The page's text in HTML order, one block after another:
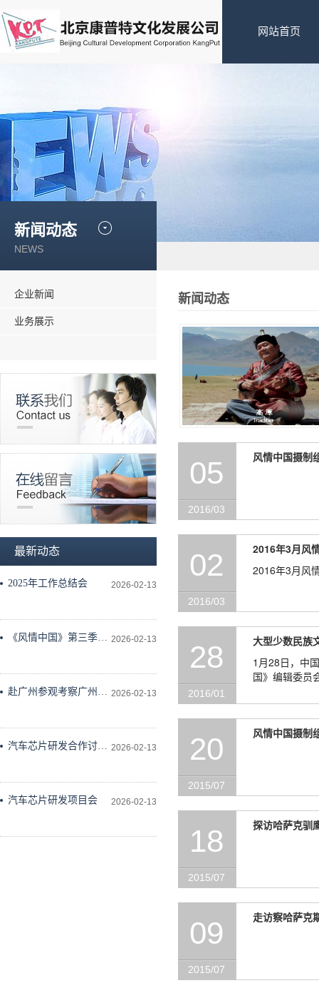
网站首页
新闻动态
NEWS
企业新闻
业务展示
最新动态
2025年工作总结会 2026-02-13
《风情中国》第三季工
出版社会议室举行
2026-02-13
赴广州参观考察广州维 2026-02-13
汽车芯片研发合作讨论 2026-02-13
汽车芯片研发项目会 2026-02-13
新闻动态
05
2016/03
风情中国摄制
02
2016/03
2016年3月风
2016年3月风
28
2016/01
大型少数民族
1月28日，中
国》编辑委员
20
2015/07
风情中国摄制
18
2015/07
探访哈萨克驯
09
2015/07
走访察哈萨克